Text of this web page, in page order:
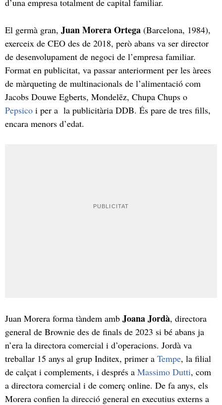
El germà gran, Juan Morera Ortega (Barcelona, 1984),
exerceix de CEO des de 2018, però abans va ser director
de desenvolupament de negoci de l’empresa familiar.
Format en publicitat, va passar anteriorment per les àrees
de màrqueting de multinacionals de l’alimentació com
Jacobs Douwe Egberts, Mondelēz, Chupa Chups o
Pepsico i per a la publicitària DDB. És pare de tres fills,
encara menors d’edat.
Juan Morera forma tàndem amb Joana Jordà, directora
general de Brownie des de finals de 2023 si bé abans ja
n’era la directora comercial i d’operacions. Jordà va
treballar 15 anys al grup Inditex, primer a Tempe, la filial
de calçat i complements, i després a Massimo Dutti, com
a directora comercial i de comerç online. De fa anys, els
Morera confien la direcció general en executius externs a